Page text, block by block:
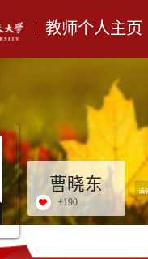
教师个人主页
曹晓东
+190